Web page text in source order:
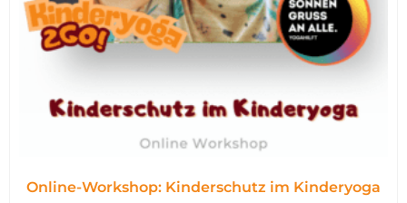
Online-Workshop: Kinderschutz im Kinderyoga